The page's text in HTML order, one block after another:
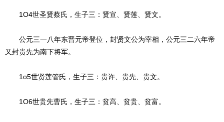
1O4世圣贤蔡氏，生子三：贤宣、贤莲、贤文。
公元三一八年东晋元帝登位，封贤文公为宰相，公元三二六年帝
又封贵先为南下将军。
1o5世贤莲管氏，生子三：贵许、贵先、贵文。
1O6世贵先曹氏，生子三：贫高、贫贵、贫富。